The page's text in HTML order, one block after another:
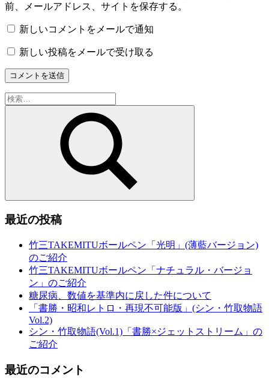
前、メールアドレス、サイトを保存する。
新しいコメントをメールで通知
新しい投稿をメールで受け取る
検
索:
検
最近の投稿
竹三TAKEMITUボールペン「光明」(薄藍バージョン)
のご紹介
竹三TAKEMITUボールペン「ナチュラル・バージョ
ン」のご紹介
糖尿病、数値を基準内に戻した件について
「書勝・昭和レトロ・再現不可能版」(シン・竹取物語
Vol.2)
シン・竹取物語(Vol.1)「書勝×ジェットストリーム」の
ご紹介
最近のコメント